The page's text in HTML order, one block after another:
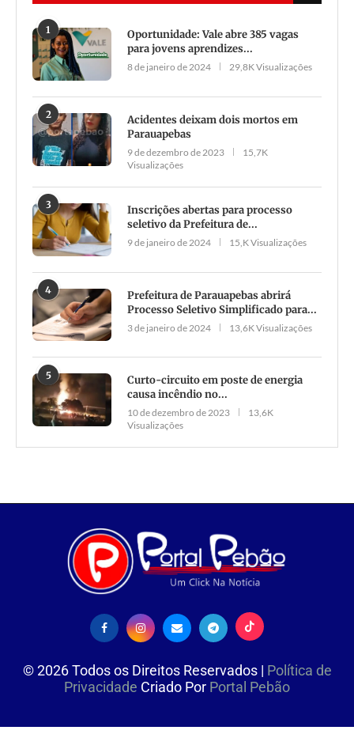
1
Oportunidade: Vale abre 385 vagas
para jovens aprendizes...
8 de janeiro de 2024 29,8K Visualizações
2
Acidentes deixam dois mortos em
Parauapebas
9 de dezembro de 2023
15,7K
Visualizações
3
Inscrições abertas para processo
seletivo da Prefeitura de...
9 de janeiro de 2024 15,K Visualizações
4
Prefeitura de Parauapebas abrirá
Processo Seletivo Simplificado para...
3 de janeiro de 2024 13,6K Visualizações
5
Curto-circuito em poste de energia
causa incêndio no...
10 de dezembro de 2023
13,6K
Visualizações
©2026Todos os Direitos Reservados | Política de
Privacidade Criado Por Portal Pebão